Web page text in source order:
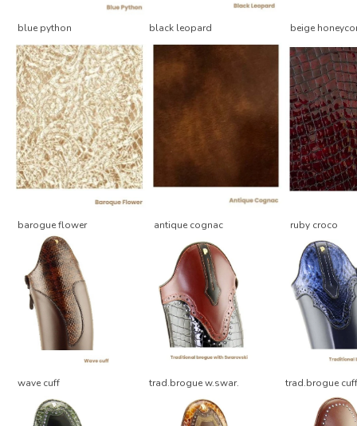
blue python black leopard beige
barogue flower antique cognac ruby croco
wave cuff trad.brogue w.swar. trad.brogue cuff